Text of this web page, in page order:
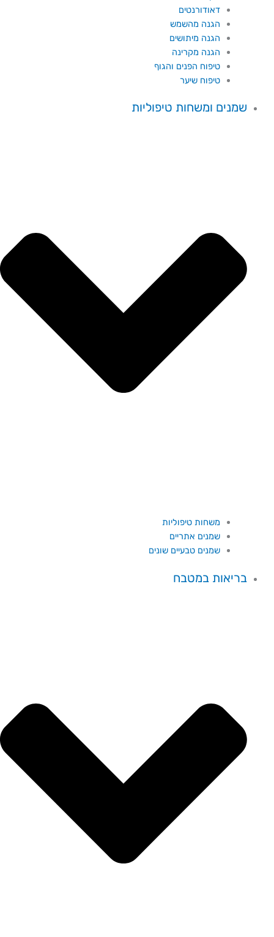
דאודורנטים
הגנה מהשמש
הגנה מיתושים
הגנה מקרינה
טיפוח הפנים והגוף
טיפוח שיער
שמנים ומשחות טיפוליות
משחות טיפוליות
שמנים אתריים
שמנים טבעיים שונים
בריאות במטבח